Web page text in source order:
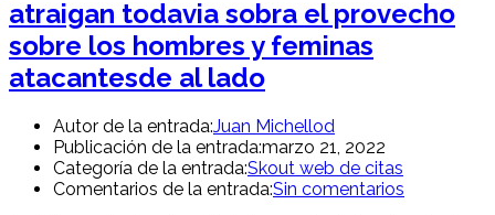
atraigan todavia sobra el provecho
sobre los hombres y feminas
atacantesde al lado
Autor de la entrada:Juan Michellod
Publicación de la entrada:marzo 21, 2022
Categoría de la entrada:Skout web de citas
Comentarios de la entrada:Sin comentarios